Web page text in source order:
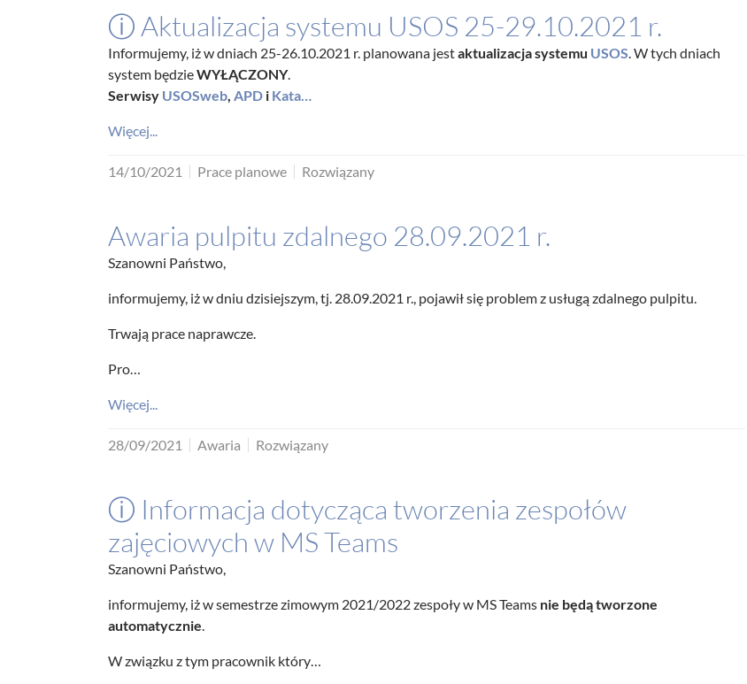
ⓘ Aktualizacja systemu USOS 25-29.10.2021 r.
Informujemy, iż w dniach 25-26.10.2021 r. planowana jestaktualizacja systemu USOS. W tych dniach
system będzieWYŁĄCZONY.
Serwisy USOSweb, APD i Kata…
Więcej...
14/10/2021 Prace planowe Rozwiązany
Awaria pulpitu zdalnego 28.09.2021 r.
Szanowni Państwo,
informujemy, iż w dniu dzisiejszym, tj. 28.09.2021 r., pojawił się problem z usługą zdalnego pulpitu.
Trwają prace naprawcze.
Pro…
Więcej...
28/09/2021 Awaria Rozwiązany
ⓘ Informacja dotycząca tworzenia zespołów
zajęciowych w MS Teams
Szanowni Państwo,
informujemy, iż w semestrze zimowym 2021/2022 zespoły w MS Teams nie będą tworzone
automatycznie.
W związku z tym pracownik który…